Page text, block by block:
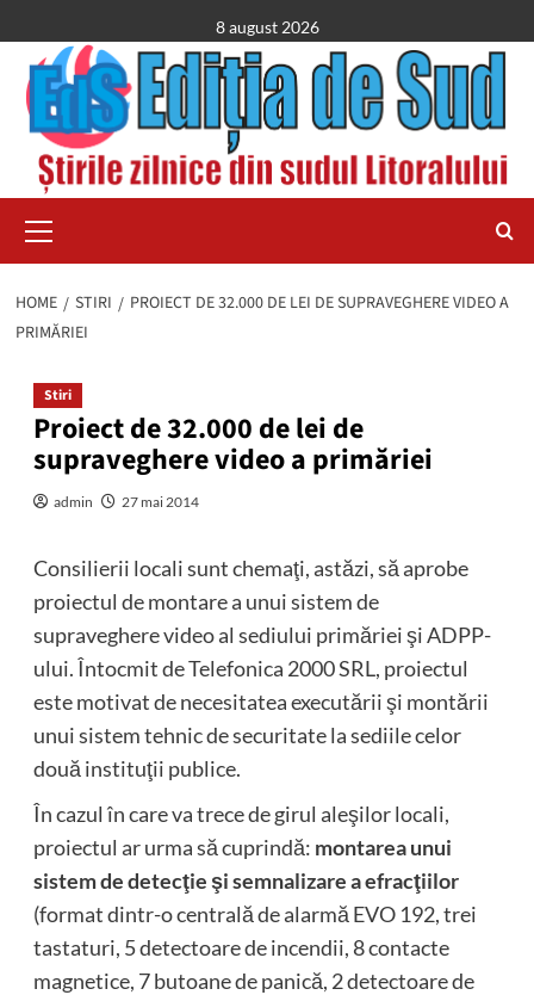
to
content
8 august 2026
Menu
HOME STIRI
PROIECT DE 32.000 DE LEI DE SUPRAVEGHERE VIDEO A
PRIMĂRIEI
Stiri
Proiect de 32.000 de lei de
supraveghere video a primăriei
admin 27 mai 2014
Consilierii locali sunt chemaţi, astăzi, să aprobe
proiectul de montare a unui sistem de
supraveghere video al sediului primăriei şi ADPP-
ului. Întocmit de Telefonica 2000 SRL, proiectul
este motivat de necesitatea executării şi montării
unui sistem tehnic de securitate la sediile celor
două instituţii publice.
În cazul în care va trece de girul aleşilor locali,
proiectul ar urma să cuprindă: montarea unui
sistem de detecţie şi semnalizare a efracţiilor
(format dintr-o centrală de alarmă EVO 192, trei
tastaturi, 5 detectoare de incendii, 8 contacte
magnetice, 7 butoane de panică, 2 detectoare de